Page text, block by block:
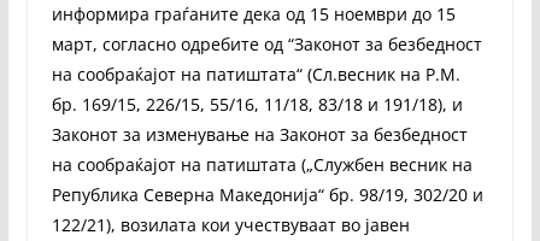
информира граѓаните дека од 15 ноември до 15
март, согласно одребите од “Законот за безбедност
на сообраќајот на патиштата“ (Сл.весник на Р.М.
бр. 169/15, 226/15, 55/16, 11/18, 83/18 и 191/18), и
Законот за изменување на Законот за безбедност
на сообраќајот на патиштата („Службен весник на
Република Северна Македонија“ бр. 98/19, 302/20 и
122/21), возилата кои учествуваат во јавен